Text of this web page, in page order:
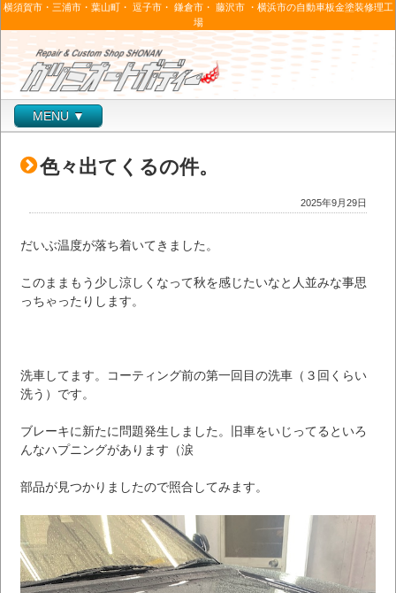
横須賀市・三浦市・葉山町・ 逗子市・ 鎌倉市・ 藤沢市 ・横浜市の自動車板金塗装修理工
場
MENU ▼
色々出てくるの件。
2025年9月29日
だいぶ温度が落ち着いてきました。
このままもう少し涼しくなって秋を感じたいなと人並みな事思
っちゃったりします。
洗車してます。コーティング前の第一回目の洗車（３回くらい
洗う）です。
ブレーキに新たに問題発生しました。旧車をいじってるといろ
んなハプニングがあります（涙
部品が見つかりましたので照合してみます。